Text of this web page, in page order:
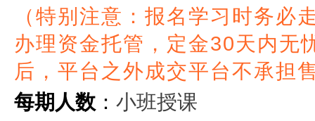
（特别注意：报名学习时务必
办理资金托管，定金30天内无
后，平台之外成交平台不承担
每期人数 ： 小班授课